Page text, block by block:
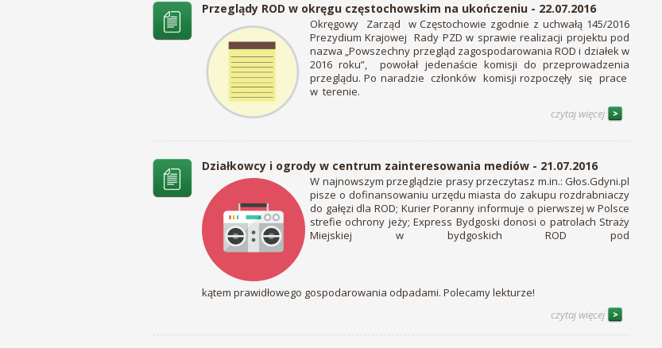
Przeglądy ROD w okręgu częstochowskim na ukończeniu - 22.07.2016
Okręgowy Zarząd w Częstochowie zgodnie z uchwałą 145/2016
Prezydium Krajowej Rady PZD w sprawie realizacji projektu pod
nazwa „Powszechny przegląd zagospodarowania ROD i działek w
2016 roku”, powołał jedenaście komisji do przeprowadzenia
przeglądu. Po naradzie członków komisji rozpoczęły się prace
w terenie.
czytaj więcej
Działkowcy i ogrody w centrum zainteresowania mediów - 21.07.2016
W najnowszym przeglądzie prasy przeczytasz m.in.: Głos.Gdyni.pl
pisze o dofinansowaniu urzędu miasta do zakupu rozdrabniaczy
do gałęzi dla ROD; Kurier Poranny informuje o pierwszej w Polsce
strefie ochrony jeży; Express Bydgoski donosi o patrolach Straży
Miejskiej w bydgoskich ROD pod
kątem prawidłowego gospodarowania odpadami. Polecamy lekturze!
czytaj więcej